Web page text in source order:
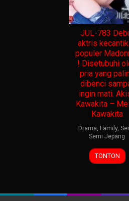
JUL-783
aktris
populer
! Disetubuhi
pria yang
dibenci
ingin mati.
Kawakita –
Kawakita
Drama, Family,
Semi Jepang
TONTON